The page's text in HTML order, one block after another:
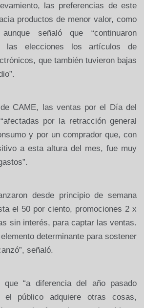
las preferencias de este
productos de menor valor, como
señaló que “continuaron
las elecciones los artículos de
que también tuvieron bajas
CAME, las ventas por el Día del
por la retracción general
y por un comprador que, con
a esta altura del mes, fue muy
desde principio de semana
el 50 por ciento, promociones 2 x
sin interés, para captar las ventas.
determinante para sostener
señaló.
que “a diferencia del año pasado
el público adquiere otras cosas,